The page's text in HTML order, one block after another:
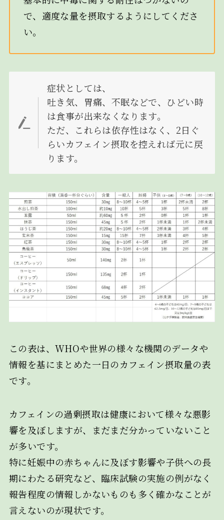
で、適度な量を摂取するようにしてくださ
い。
症状としては、
吐き気、胃痛、不眠などで、ひどい時
は食事が出来なくなります。
ただ、これらは依存性はなく、2日ぐ
らいカフェイン摂取を控えれば元に戻
ります。
この表は、WHOや世界の様々な機関のデータや
情報を基にまとめた一日のカフェイン摂取量の表
です。
カフェインの過剰摂取は健康において様々な悪影
響を及ぼしますが、まだまだ分かっていないこと
が多いです。
特に妊娠中の赤ちゃんに及ぼす影響や子供への長
期にわたる研究など、臨床試験の実施の例がなく
報告程度の情報しかないものも多く確かなことが
言えないのが現状です。